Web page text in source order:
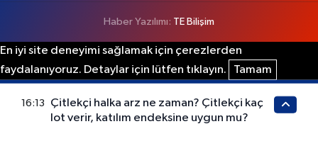
Haber Yazılımı: TE Bilişim
En iyi site deneyimi sağlamak için çerezlerden
faydalanıyoruz. Detaylar için lütfen tıklayın.
Tamam
16:13
Çitlekçi halka arz ne zaman? Çitlekçi kaç
lot verir, katılım endeksine uygun mu?